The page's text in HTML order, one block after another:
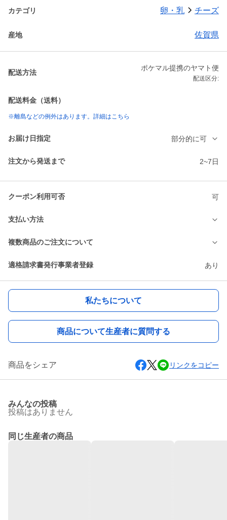
カテゴリ 卵・乳 チーズ
産地 佐賀県
配送方法
ポケマル提携のヤマト便
配送区分:
配送料金（送料）
※離島などの例外はあります。詳細はこちら
お届け日指定 部分的に可
注文から発送まで 2~7日
クーポン利用可否 可
支払い方法
複数商品のご注文について
適格請求書発行事業者登録 あり
私たちについて
商品について生産者に質問する
商品をシェア リンクをコピー
みんなの投稿
投稿はありません
同じ生産者の商品